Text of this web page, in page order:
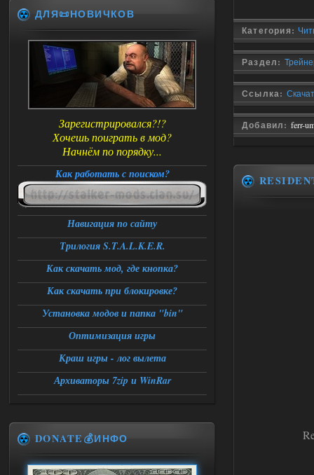
Категория:
Раздел:
Ссылка:
Добавил: ferr-
ДЛЯ📜НОВИЧКОВ
Зарегистрировался?!?
Хочешь поиграть в мод?
Начнём по порядку...
Как работать с поиском?
Навигация по сайту
Трилогия S.T.A.L.K.E.R.
Как скачать мод, где кнопка?
Как скачать при блокировке?
Установка модов и папка "bin"
Оптимизация игры
Краш игры - лог вылета
Архиваторы 7zip и WinRar
DONATE💰ИНФО